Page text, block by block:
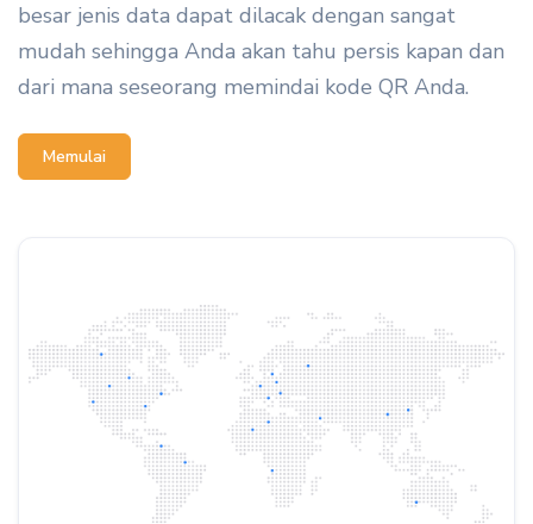
besar jenis data dapat dilacak dengan sangat
mudah sehingga Anda akan tahu persis kapan dan
dari mana seseorang memindai kode QR Anda.
Memulai